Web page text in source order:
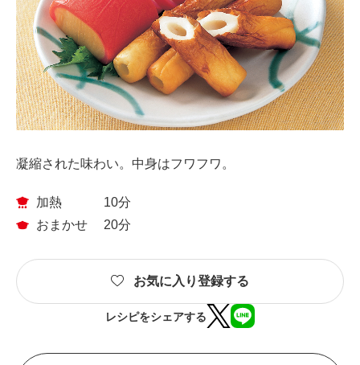
凝縮された味わい。中身はフワフワ。
加熱
10分
おまかせ
20分
お気に入り登録する
レシピをシェアする